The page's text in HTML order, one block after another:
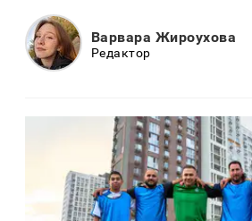
Варвара Жироухова
Редактор